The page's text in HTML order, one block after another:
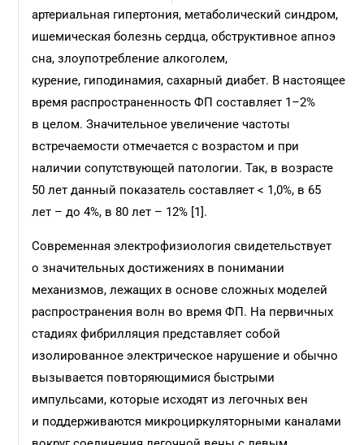
артериальная гипертония, метаболический синдром,
ишемическая болезнь сердца, обструктивное апноэ
сна, злоупотребление алкоголем,
курение, гиподинамия, сахарный диабет. В настоящее
время распространенность ФП составляет 1–2%
в целом. Значительное увеличение частоты
встречаемости отмечается с возрастом и при
наличии сопутствующей патологии. Так, в возрасте
50 лет данный показатель составляет < 1,0%, в 65
лет – до 4%, в 80 лет – 12% [1].
Современная электрофизиология свидетельствует
о значительных достижениях в понимании
механизмов, лежащих в основе сложных моделей
распространения волн во время ФП. На первичных
стадиях фибрилляция представляет собой
изолированное электрическое нарушение и обычно
вызывается повторяющимися быстрыми
импульсами, которые исходят из легочных вен
и поддерживаются микроциркуляторными каналами